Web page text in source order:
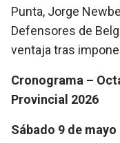
Punta, Jorge
Defensores de
ventaja tras
Cronograma –
Provincial 2026
Sábado 9 de mayo